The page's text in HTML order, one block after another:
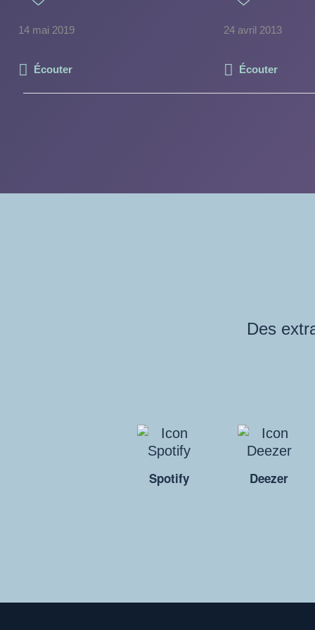
14 mai 2019
Écouter
24 avril 2013
Écouter
Des
Spotify Deezer